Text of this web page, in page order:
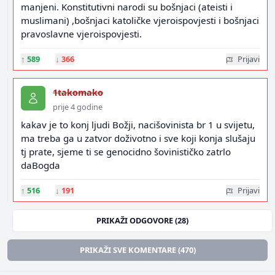
manjeni. Konstitutivni narodi su bošnjaci (ateisti i
muslimani) ,bošnjaci katoličke vjeroispovjesti i bošnjaci
pravoslavne vjeroispovjesti.
↑ 589 ↓ 366 Prijavi
1takomako
prije 4 godine
kakav je to konj ljudi Božji, nacišovinista br 1 u svijetu,
ma treba ga u zatvor doživotno i sve koji konja slušaju
tj prate, sjeme ti se genocidno šovinističko zatrlo
daBogda
↑ 516 ↓ 191 Prijavi
PRIKAŽI ODGOVORE (28)
PRIKAŽI SVE KOMENTARE (470)